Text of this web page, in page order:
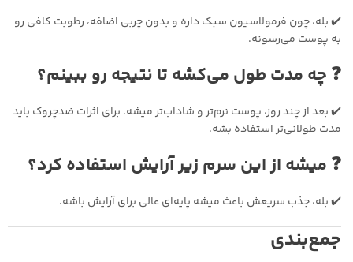
✔️ بله، چون فرمولاسیون سبک داره و بدون چربی اضافه، رطوبت کافی رو
به پوست می‌رسونه.
❓ چه مدت طول می‌کشه تا نتیجه رو ببینم؟
✔️ بعد از چند روز، پوست نرم‌تر و شاداب‌تر میشه. برای اثرات ضدچروک باید
مدت طولانی‌تر استفاده بشه.
❓ میشه از این سرم زیر آرایش استفاده کرد؟
✔️ بله، جذب سریعش باعث میشه پایه‌ای عالی برای آرایش باشه.
جمع‌بندی